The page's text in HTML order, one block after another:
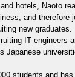
hotels, Naoto
and therefore
new graduates.
IT engineers
Japanese
students and